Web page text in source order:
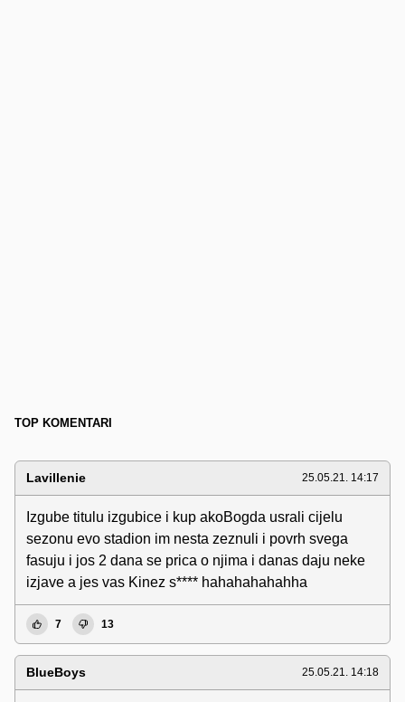
TOP KOMENTARI
Lavillenie 25.05.21. 14:17
Izgube titulu izgubice i kup akoBogda usrali cijelu
sezonu evo stadion im nesta zeznuli i povrh svega
fasuju i jos 2 dana se prica o njima i danas daju neke
izjave a jes vas Kinez s**** hahahahahahha
7 13
BlueBoys 25.05.21. 14:18